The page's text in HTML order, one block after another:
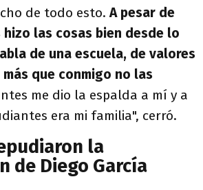
de todo esto. A pesar de
las cosas bien desde lo
de una escuela, de valores
que conmigo no las
me dio la espalda a mí y a
era mi familia", cerró.
la
de Diego García